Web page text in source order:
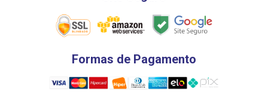
Formas de Pagamento